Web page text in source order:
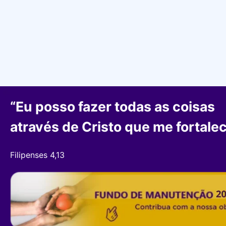
“Eu posso fazer todas as coisas
através de Cristo que me
Filipenses 4,13